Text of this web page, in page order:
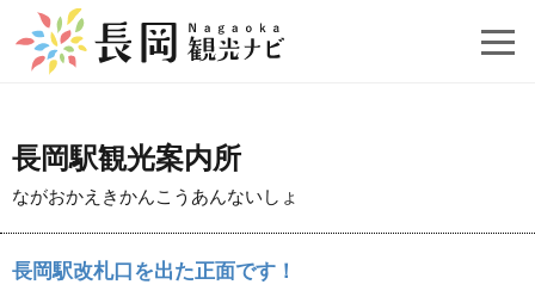
長岡駅観光案内所
ながおかえきかんこうあんないしょ
長岡駅改札口を出た正面です！